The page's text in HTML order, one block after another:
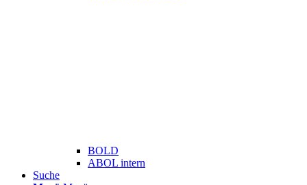
BOLD
ABOL intern
Suche